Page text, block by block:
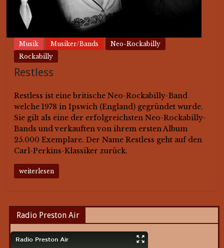
Musik Musiker/Bands
Neo-Rockabilly
Rockabilly
Restless
Restless ist eine britische Neo-Rockabilly-Band
welche 1978 in Ipswich (England) gegründet wurde.
Sie gilt als eine der erfolgreichsten Neo-Rockabilly-
Bands und verkauften von ihrem ersten Album
25.000 Exemplare. Der Name Restless geht auf den
Carl-Perkins-Klassiker zurück.
weiterlesen
Radio Preston Air